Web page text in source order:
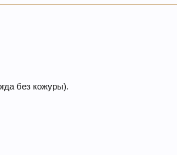
без кожуры).